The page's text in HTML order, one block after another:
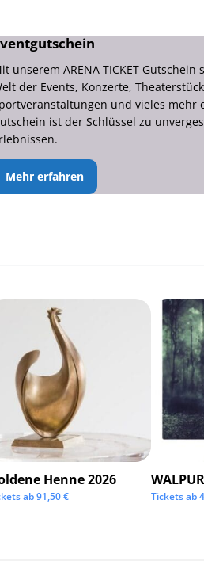
unserem ARENA TICKET
der Events, Konzerte,
und vieles mehr
ist der Schlüssel zu
Mehr erfahren
Henne 2026
ab91,50€ Tickets ab